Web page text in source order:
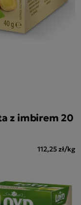
z imbirem 20
112,25 zł/kg